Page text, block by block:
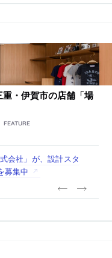
・伊賀市の店舗「場
FEATURE
会社」が、設計スタ
アルバイトを募集中
る為の企画と運営を
スペースのプロジェ
橋寿太郎が代表の
ルタント（既卒・経
会社」が、設計スタ
募集中
”を作り、リモートワ
つぎと」が、設計ス